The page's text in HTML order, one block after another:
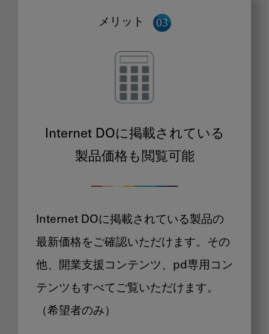
メリット
Internet DOに掲載されている
製品価格も閲覧可能
Internet DOに掲載されている製品の
最新価格をご確認いただけます。その
他、開業支援コンテンツ、pd専用コン
テンツもすべてご覧いただけます。
（希望者のみ）